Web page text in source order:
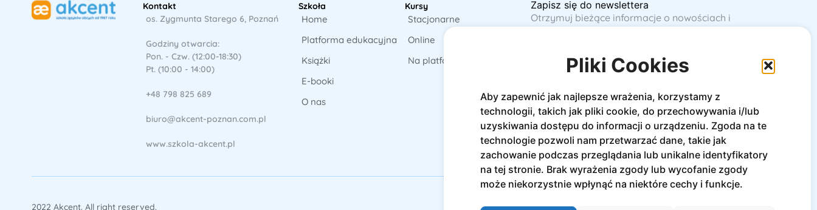
Pliki Cookies
Aby zapewnić jak najlepsze wrażenia, korzystamy z
technologii, takich jak pliki cookie, do przechowywania i/lub
uzyskiwania dostępu do informacji o urządzeniu. Zgoda na te
technologie pozwoli nam przetwarzać dane, takie jak
zachowanie podczas przeglądania lub unikalne identyfikatory
na tej stronie. Brak wyrażenia zgody lub wycofanie zgody
może niekorzystnie wpłynąć na niektóre cechy i funkcje.
Kontakt
os. Zygmunta Starego 6, Poznań
Godziny otwarcia:
Pon. - Czw. (12:00-18:30)
Pt. (10:00 - 14:00)
+48 798 825 689
biuro@akcent-poznan.com.pl
www.szkola-akcent.pl
Szkoła
Home
Platforma edukacyjna
Książki
E-booki
O nas
Kursy
Stacjonarne
Online
Na platformie
Zapisz się do newslettera
Otrzymuj bieżące informacje o nowościach i
2022 Akcent. All right reserved.